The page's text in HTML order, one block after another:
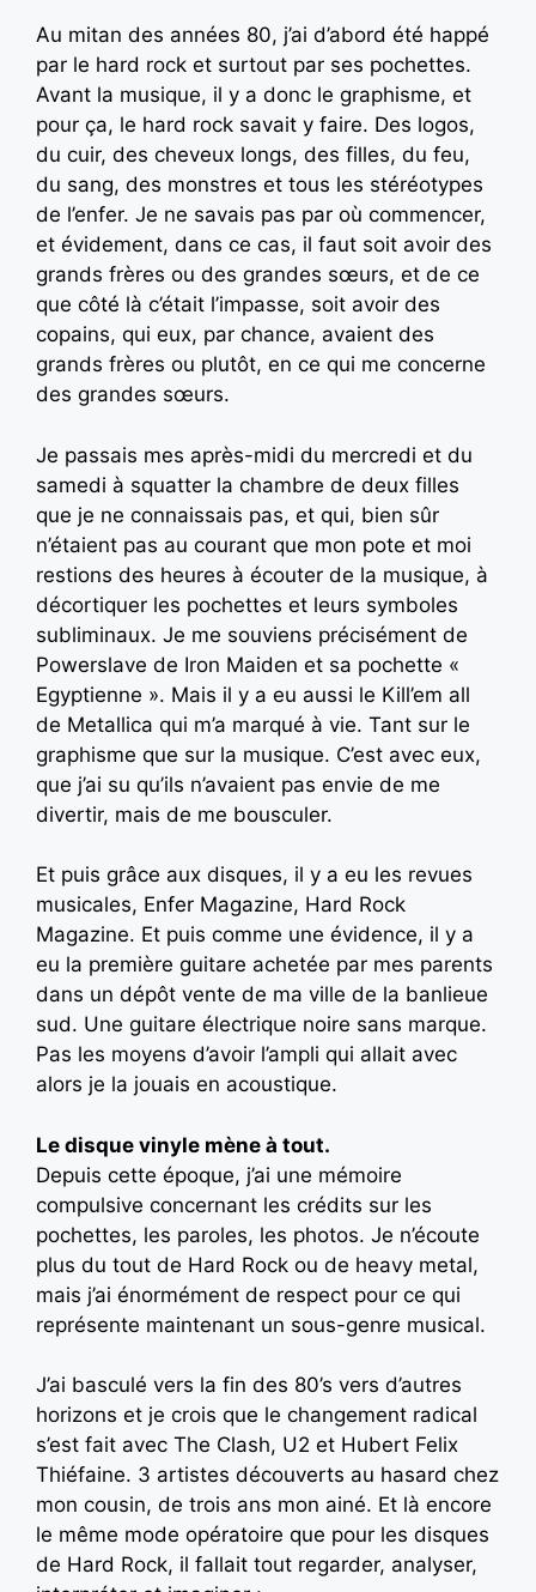
Au mitan des années 80, j’ai d’abord été happé
par le hard rock et surtout par ses pochettes.
Avant la musique, il y a donc le graphisme, et
pour ça, le hard rock savait y faire. Des logos,
du cuir, des cheveux longs, des filles, du feu,
du sang, des monstres et tous les stéréotypes
de l’enfer. Je ne savais pas par où commencer,
et évidement, dans ce cas, il faut soit avoir des
grands frères ou des grandes sœurs, et de ce
que côté là c’était l’impasse, soit avoir des
copains, qui eux, par chance, avaient des
grands frères ou plutôt, en ce qui me concerne
des grandes sœurs.
Je passais mes après-midi du mercredi et du
samedi à squatter la chambre de deux filles
que je ne connaissais pas, et qui, bien sûr
n’étaient pas au courant que mon pote et moi
restions des heures à écouter de la musique, à
décortiquer les pochettes et leurs symboles
subliminaux. Je me souviens précisément de
Powerslave de Iron Maiden et sa pochette «
Egyptienne ». Mais il y a eu aussi le Kill’em all
de Metallica qui m’a marqué à vie. Tant sur le
graphisme que sur la musique. C’est avec eux,
que j’ai su qu’ils n’avaient pas envie de me
divertir, mais de me bousculer.
Et puis grâce aux disques, il y a eu les revues
musicales, Enfer Magazine, Hard Rock
Magazine. Et puis comme une évidence, il y a
eu la première guitare achetée par mes parents
dans un dépôt vente de ma ville de la banlieue
sud. Une guitare électrique noire sans marque.
Pas les moyens d’avoir l’ampli qui allait avec
alors je la jouais en acoustique.
Le disque vinyle mène à tout.
Depuis cette époque, j’ai une mémoire
compulsive concernant les crédits sur les
pochettes, les paroles, les photos. Je n’écoute
plus du tout de Hard Rock ou de heavy metal,
mais j’ai énormément de respect pour ce qui
représente maintenant un sous-genre musical.
J’ai basculé vers la fin des 80’s vers d’autres
horizons et je crois que le changement radical
s’est fait avec The Clash, U2 et Hubert Felix
Thiéfaine. 3 artistes découverts au hasard chez
mon cousin, de trois ans mon ainé. Et là encore
le même mode opératoire que pour les disques
de Hard Rock, il fallait tout regarder, analyser,